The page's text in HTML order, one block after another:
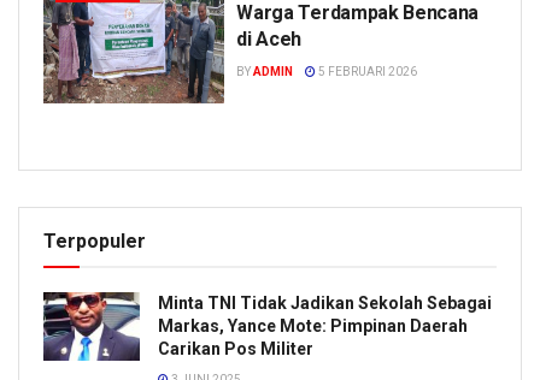
Warga Terdampak Bencana
di Aceh
BY ADMIN 5 FEBRUARI 2026
Terpopuler
Minta TNI Tidak Jadikan Sekolah Sebagai
Markas, Yance Mote: Pimpinan Daerah
Carikan Pos Militer